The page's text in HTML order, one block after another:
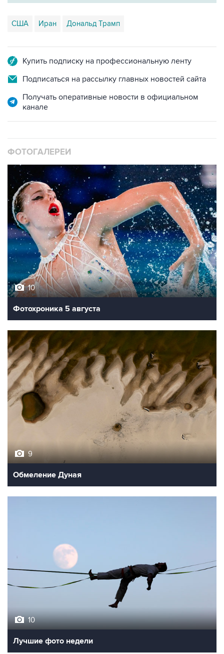
США Иран Дональд Трамп
Подписаться на рассылку главных новостей сайта
Получать оперативные новости в официальном
канале
10
Фотохроника 5 августа
Обмеление Дуная
Лучшие фото недели